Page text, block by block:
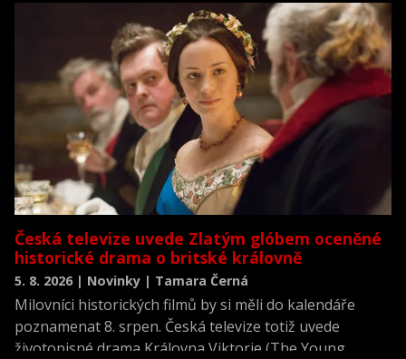
Česká televize uvede Zlatým glóbem oceněné
historické drama o britské královně
5. 8. 2026 | Novinky | Tamara Černá
Milovníci historických filmů by si měli do kalendáře
poznamenat 8. srpen. Česká televize totiž uvede
životopisné drama Královna Viktorie (The Young